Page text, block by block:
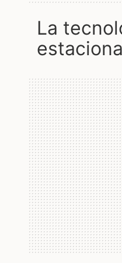
la tecnología de reconocimiento facial en los